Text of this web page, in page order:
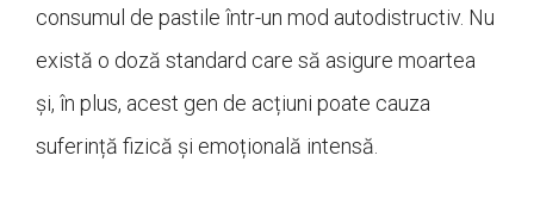
consumul de pastile într-un mod autodistructiv. Nu
există o doză standard care să asigure moartea
și, în plus, acest gen de acțiuni poate cauza
suferință fizică și emoțională intensă.